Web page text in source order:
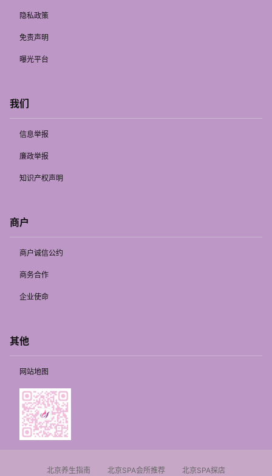
隐私政策
免责声明
曝光平台
我们
信息举报
廉政举报
知识产权声明
商户
商户诚信公约
商务合作
企业使命
其他
网站地图
北京养生指南 北京SPA会所推荐 北京SPA探店